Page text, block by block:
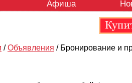
Афиша
/ Объявления / Бронирование и